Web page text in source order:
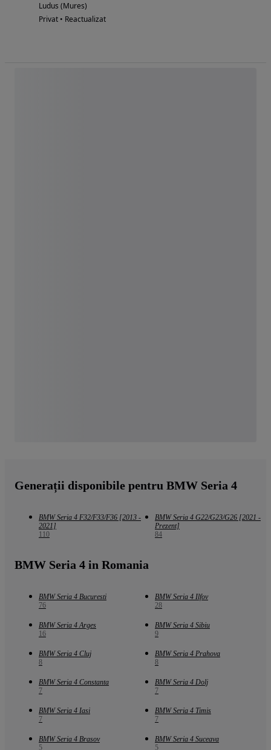
Ludus (Mures)
Privat • Reactualizat
Generații disponibile pentru BMW Seria 4
BMW Seria 4 F32/F33/F36 [2013 -
2021]
110
BMW Seria 4 G22/G23/G26 [2021 -
Prezent]
84
BMW Seria 4 in Romania
BMW Seria 4 Bucuresti
76
BMW Seria 4 Ilfov
28
BMW Seria 4 Arges
16
BMW Seria 4 Sibiu
9
BMW Seria 4 Cluj
8
BMW Seria 4 Prahova
8
BMW Seria 4 Constanta
7
BMW Seria 4 Dolj
7
BMW Seria 4 Iasi
7
BMW Seria 4 Timis
7
BMW Seria 4 Brasov
5
BMW Seria 4 Suceava
5